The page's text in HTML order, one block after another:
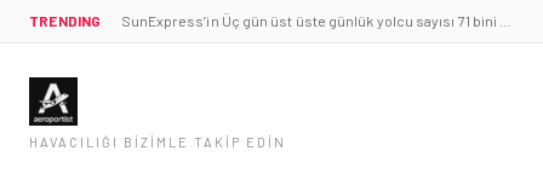
TRENDING
HAVACILIĞI BIZIMLE TAKIP EDIN